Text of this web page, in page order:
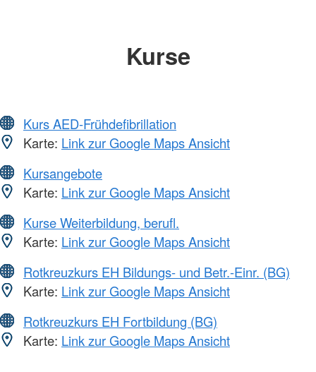
Kurse
Kurs AED-Frühdefibrillation
Karte: Link zur Google Maps Ansicht
Kursangebote
Karte: Link zur Google Maps Ansicht
Kurse Weiterbildung, berufl.
Karte: Link zur Google Maps Ansicht
Rotkreuzkurs EH Bildungs- und Betr.-Einr. (BG)
Karte: Link zur Google Maps Ansicht
Rotkreuzkurs EH Fortbildung (BG)
Karte: Link zur Google Maps Ansicht